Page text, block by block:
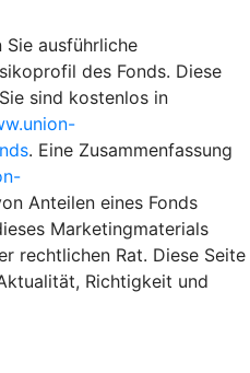
ausführliche
des Fonds. Diese
sind kostenlos in
. Eine Zusammenfassung
Anteilen eines Fonds
Marketingmaterials
rechtlichen Rat. Diese Seite
Richtigkeit und